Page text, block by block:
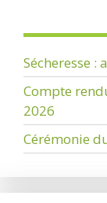
Sécheresse
Compte
2026
Cérémonie